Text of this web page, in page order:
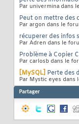
Par univermina dans
Peut on mettre des
Par argon dans le
récuperer des infos
Par Adren dans le
Problème à Copier
Par carlosb dans le
[MySQL] Perte des
Par Mystic eyes dans
Partager